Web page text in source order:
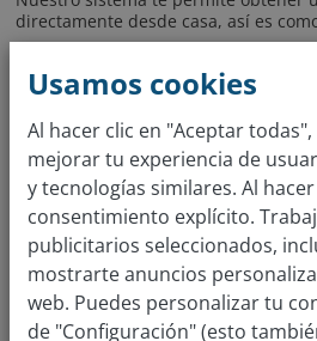
directamente desde casa, así es
introduciendo unos datos extra y
Con este precio puedes pedir una
sucursal que elijas para vender el
precio. En la sucursal, confirmamos
contrato de compraventa y nos
papeleo por ti.
¡Acércate a la sucursal de Lleida y
todas las garantías!
Usamos cookies
Al hacer clic en "Aceptar
mejorar tu experiencia de
y tecnologías similares. Al
consentimiento explícito.
publicitarios seleccionados,
mostrarte anuncios
web. Puedes personalizar tu
de "Configuración" (esto